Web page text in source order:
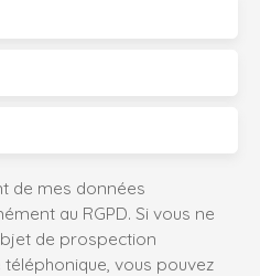
de mes données
au RGPD. Si vous ne
de prospection
vous pouvez